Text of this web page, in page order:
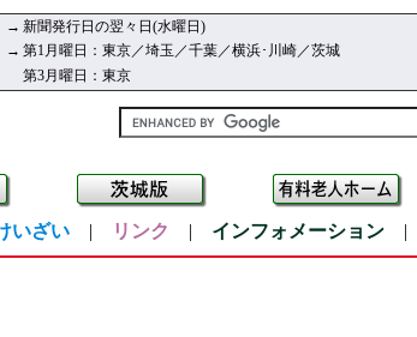
→ 新聞発行日の翌々日(水曜日)
→ 第1月曜日：東京／埼玉／千葉／横浜･川崎／茨城
第3月曜日：東京
いざい| リンク | インフォメーション|